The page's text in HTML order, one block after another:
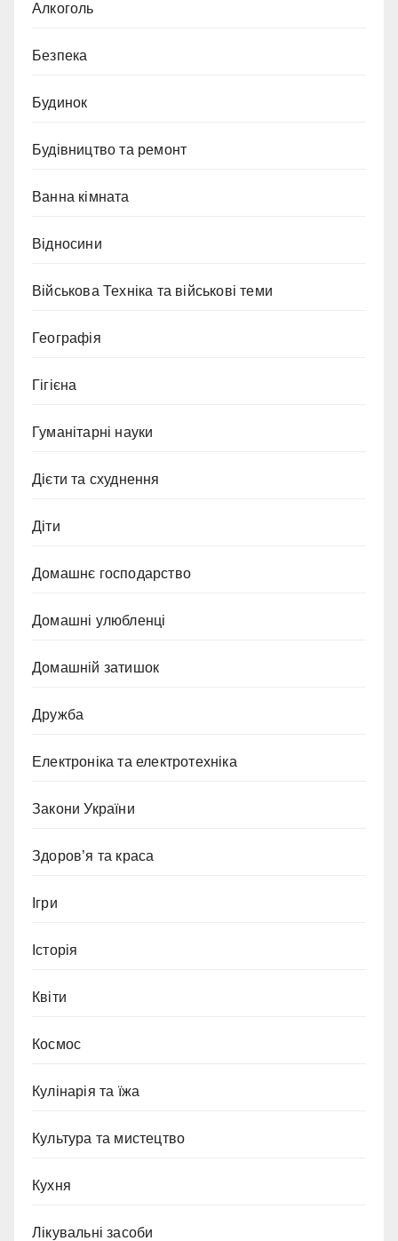
Алкоголь
Безпека
Будинок
Будівництво та ремонт
Ванна кімната
Відносини
Військова Техніка та військові теми
Географія
Гігієна
Гуманітарні науки
Дієти та схуднення
Діти
Домашнє господарство
Домашні улюбленці
Домашній затишок
Дружба
Електроніка та електротехніка
Закони України
Здоров’я та краса
Ігри
Історія
Квіти
Космос
Кулінарія та їжа
Культура та мистецтво
Кухня
Лікувальні засоби